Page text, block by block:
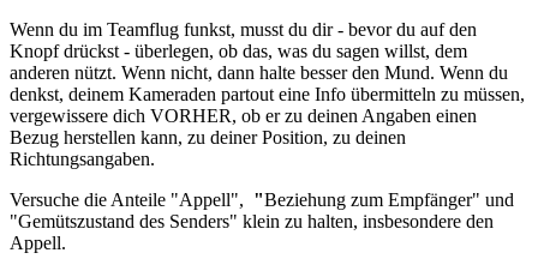
Wenn du im Teamflug funkst, musst du dir - bevor du auf den
Knopf drückst - überlegen, ob das, was du sagen willst, dem
anderen nützt. Wenn nicht, dann halte besser den Mund. Wenn du
denkst, deinem Kameraden partout eine Info übermitteln zu müssen,
vergewissere dich VORHER, ob er zu deinen Angaben einen
Bezug herstellen kann, zu deiner Position, zu deinen
Richtungsangaben.
Versuche die Anteile "Appell", "Beziehung zum Empfänger" und
"Gemütszustand des Senders" klein zu halten, insbesondere den
Appell.